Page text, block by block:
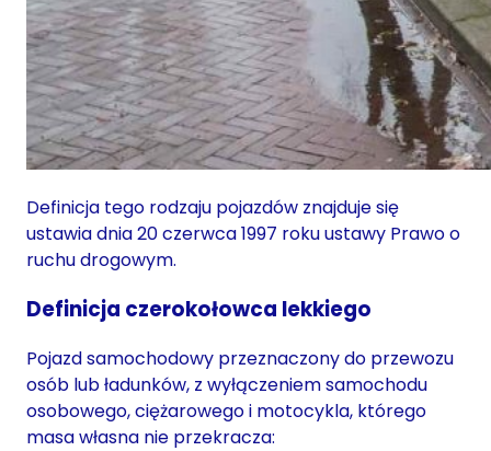
Definicja tego rodzaju pojazdów znajduje się
ustawia dnia 20 czerwca 1997 roku ustawy Prawo o
ruchu drogowym.
Definicja czerokołowca lekkiego
Pojazd samochodowy przeznaczony do przewozu
osób lub ładunków, z wyłączeniem samochodu
osobowego, ciężarowego i motocykla, którego
masa własna nie przekracza: